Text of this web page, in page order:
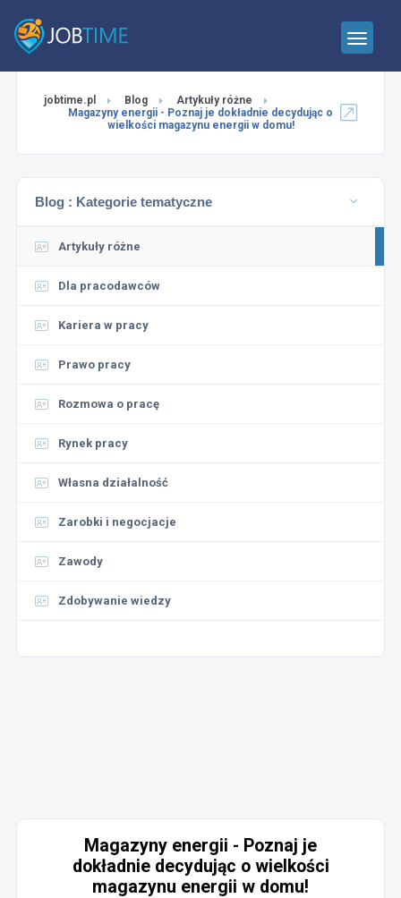
jobtime.pl Blog
Artykuły różne
Magazyny energii - Poznaj je dokładnie decydując o
wielkości magazynu energii w domu!
Blog : Kategorie tematyczne
Artykuły różne
Dla pracodawców
Kariera w pracy
Prawo pracy
Rozmowa o pracę
Rynek pracy
Własna działalność
Zarobki i negocjacje
Zawody
Zdobywanie wiedzy
Magazyny energii - Poznaj je
dokładnie decydując o wielkości
magazynu energii w domu!